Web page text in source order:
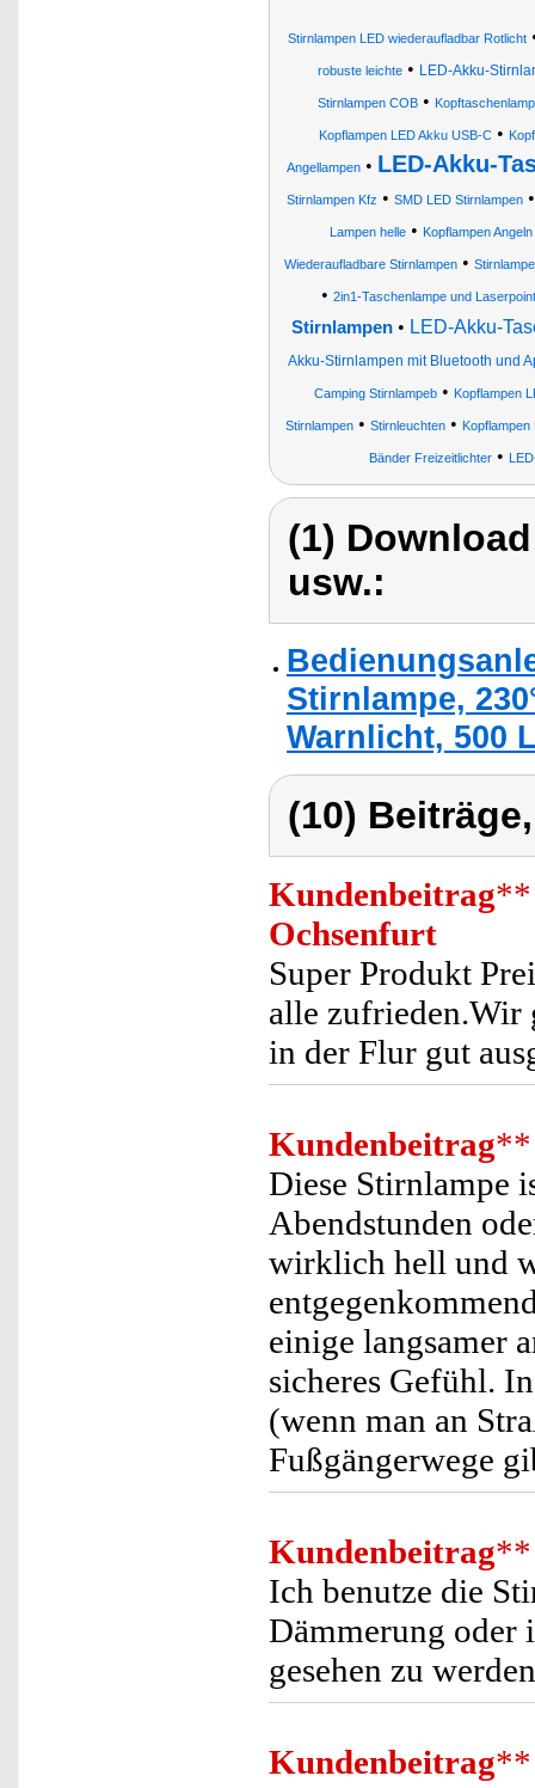
Stirnlampen LED wiederaufladbar Rotlicht
robuste leichte • LED-Akku-
Stirnlampen COB •
Kopflampen LED Akku USB-C•
Angellampen • LED-Akku-
Stirnlampen Kfz • SMD LED Stirnlampen
Lampen helle • Kopflampen Angeln
Wiederaufladbare Stirnlampen•
• 2in1-Taschenlampe und
Stirnlampen• LED-Akku-
Akku-Stirnlampen mit Bluetooth und
Camping Stirnlampeb• Kopflampen
Stirnlampen• Stirnleuchten• Kopflampen
Bänder Freizeitlichter •
(1)
usw.:
Stirnlampe,
Warnlicht, 500
(10)
Kundenbeitrag**
Ochsenfurt
Super Produkt
alle zufrieden.Wir
in der Flur gut
Kundenbeitrag**
Diese Stirnlampe
Abendstunden
wirklich hell und
einige langsamer
sicheres Gefühl.
(wenn man an
Fußgängerwege
Kundenbeitrag**
Ich benutze die
Dämmerung oder
gesehen zu
Kundenbeitrag**